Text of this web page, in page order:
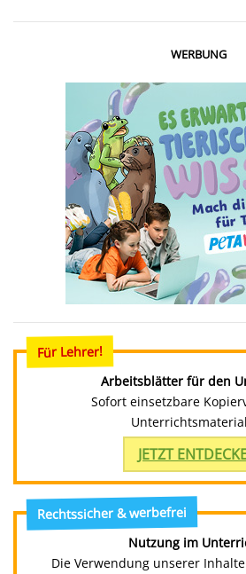
WERBUNG
Für Lehrer!
Arbeitsblätter für den
Sofort einsetzbare
JETZT
Rechtssicher & werbefrei
Nutzung im
Die Verwendung unserer